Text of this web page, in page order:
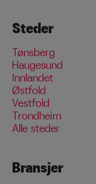
Steder
Tønsberg
Haugesund
Innlandet
Østfold
Vestfold
Trondheim
Alle steder
Bransjer